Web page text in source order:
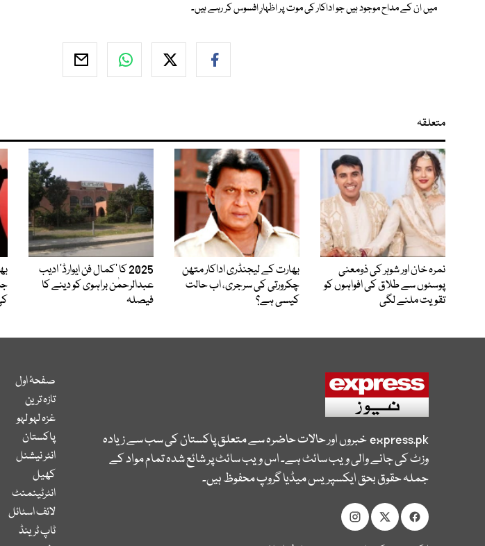
میں ان کے مداح موجود ہیں جو اداکار کی موت پر اظہارِ افسوس کر رہے ہیں۔
متعلقہ
نمرہ خان اور شوہر کی ذومعنی
پوسٹوں سے طلاق کی افواہوں کو
تقویت ملنے لگی
بھارت کے لیجنڈری اداکار متھن
چکرورتی کی سرجری، اب حالت
کیسی ہے؟
2025 کا ’کمال فن ایوارڈ‘ ادیب
عبدالرحمٰن براہوی کو دینے کا
فیصلہ
express.pkخبروں اور حالات حاضرہ سے متعلق پاکستان کی سب سے زیادہ
وزٹ کی جانے والی ویب سائٹ ہے۔ اس ویب سائٹ پر شائع شدہ تمام مواد کے
جملہ حقوق بحق ایکسپریس میڈیا گروپ محفوظ ہیں۔
صفحۂ اول
تازہ ترین
غزہ لہو لہو
پاکستان
انٹر نیشنل
کھیل
انٹرٹینمنٹ
لائف اسٹائل
ٹاپ ٹرینڈ